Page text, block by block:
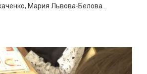
Мария Львова-Белова...